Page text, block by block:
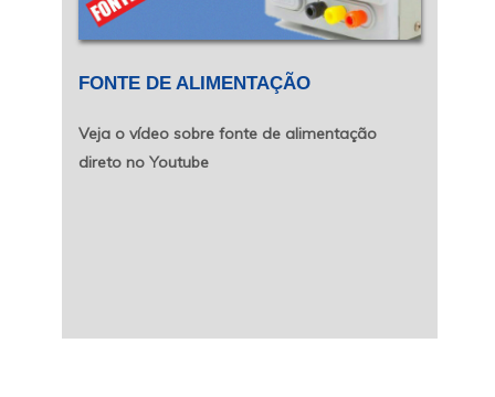
FONTE DE ALIMENTAÇÃO
Veja o vídeo sobre fonte de alimentação
direto no Youtube